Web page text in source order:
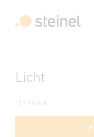
Suche
Licht
159 Artikel